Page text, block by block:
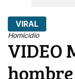
VIRAL
Homicidio
VIDEO